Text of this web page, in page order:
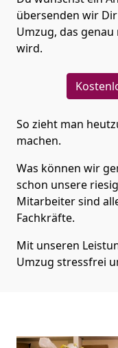
übersenden wir
Umzug, das
wird.
So zieht man
machen.
Was können wir
schon unsere
Mitarbeiter sind
Fachkräfte.
Mit unseren
Umzug stressfrei